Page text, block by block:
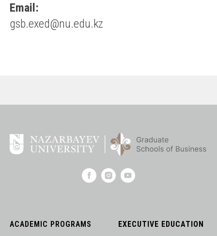
Email:
gsb.exed@nu.edu.kz
ACADEMIC PROGRAMS
EXECUTIVE EDUCATION